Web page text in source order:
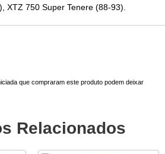
XTZ 750 Super Tenere (88-93).
que compraram este produto podem deixar
Relacionados